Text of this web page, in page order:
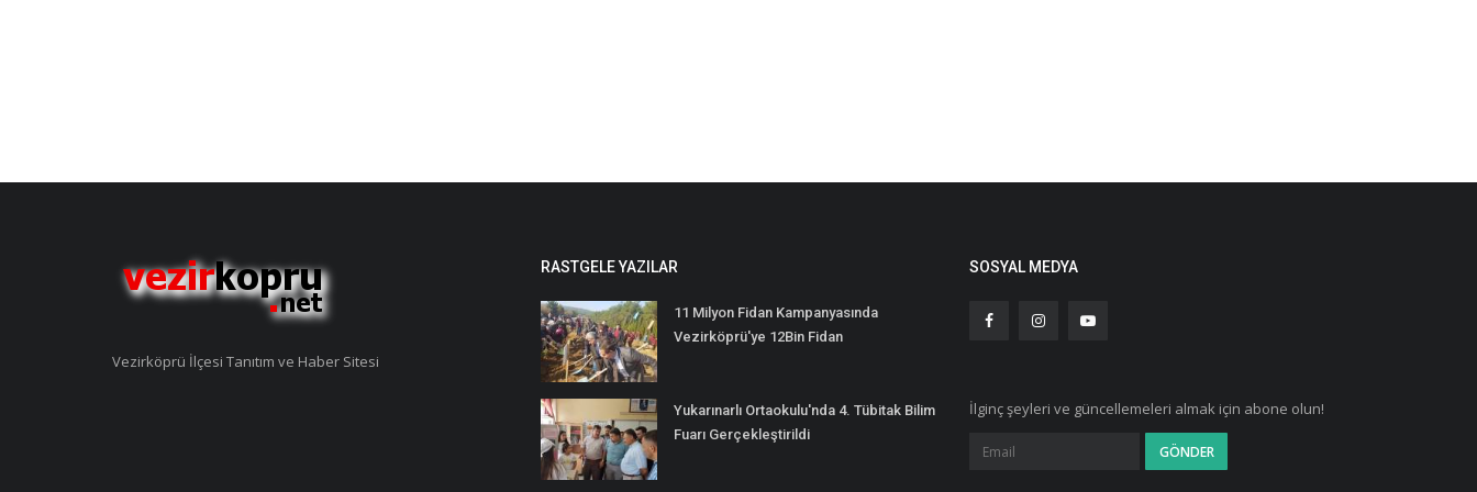
Vezirköprü İlçesi Tanıtım ve Haber Sitesi
RASTGELE YAZILAR
11 Milyon Fidan Kampanyasında
Vezirköprü'ye 12Bin Fidan
Yukarınarlı Ortaokulu'nda 4. Tübitak Bilim
Fuarı Gerçekleştirildi
SOSYAL MEDYA
İlginç şeyleri ve güncellemeleri almak için abone olun!